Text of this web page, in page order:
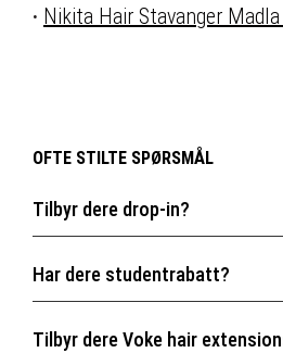
· Nikita Hair Stavanger
OFTE STILTE SPØRSMÅL
Tilbyr dere drop-in?
Har dere studentrabatt?
Tilbyr dere Voke hair